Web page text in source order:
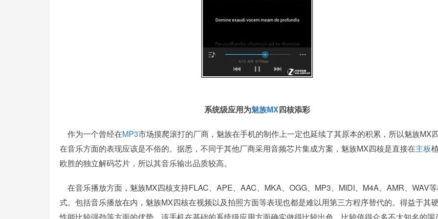
系统级应用为魅族MX四核添彩
作为一个曾经在MP3市场摸爬滚打的厂商，魅族在手机的制作上一定也延续了其原本的积累，所以魅族MX
在音乐方面的表现应该是不俗的。据悉，不同于其他厂商采用音频芯片集成方案，魅族MX四核是直接在主板
欧胜的独立解码芯片，所以其音乐输出品质较高。
在音乐播放方面，魅族MX四核支持FLAC、APE、AAC、MKA、OGG、MP3、MIDI、M4A、AMR、WAV
式。包括音乐播放在内，魅族MX四核在视频以及拍照方面等表现也都是难以用第三方程序替代的。得益于其